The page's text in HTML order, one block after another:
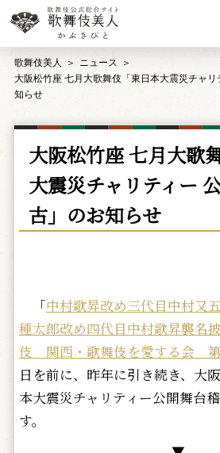
歌舞伎美人
ニュース
大阪松竹座 七月大歌舞伎「東日本大震災チャ
知らせ
大阪松竹座 七月大歌
大震災チャリティー
古」のお知らせ
「中村歌昇改め三代目中村又
種太郎改め四代目中村歌昇襲名
伎 関西・歌舞伎を愛する会
日を前に、昨年に引き続き、大
本大震災チャリティー公開舞台
す。